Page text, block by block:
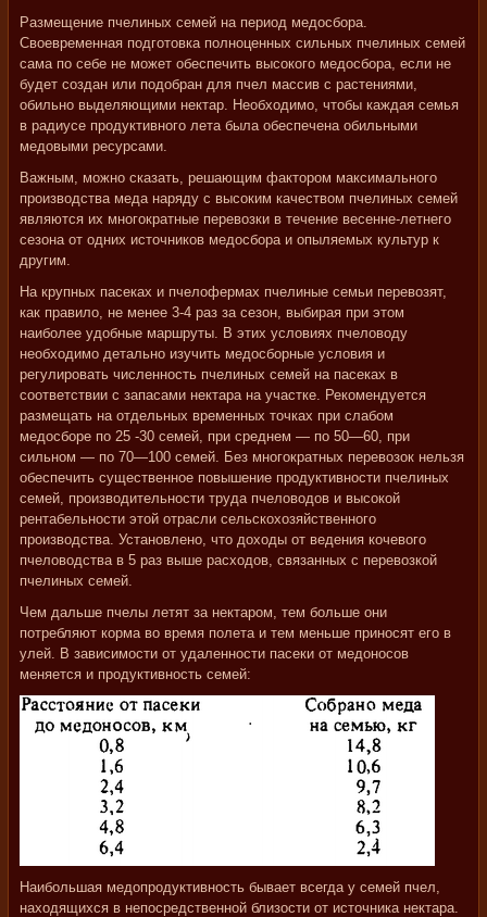
Размещение пчелиных семей на период медосбора.
Своевременная подготовка полноценных сильных пчелиных семей
сама по себе не может обеспечить высокого медосбора, если не
будет создан или подобран для пчел массив с растениями,
обильно выделяющими нектар. Необходимо, чтобы каждая семья
в радиусе продуктивного лета была обеспечена обильными
медовыми ресурсами.
Важным, можно сказать, решающим фактором максимального
производства меда наряду с высоким качеством пчелиных семей
являются их многократные перевозки в течение весенне-летнего
сезона от одних источников медосбора и опыляемых культур к
другим.
На крупных пасеках и пчелофермах пчелиные семьи перевозят,
как правило, не менее 3-4 раз за сезон, выбирая при этом
наиболее удобные маршруты. В этих условиях пчеловоду
необходимо детально изучить медосборные условия и
регулировать численность пчелиных семей на пасеках в
соответствии с запасами нектара на участке. Рекомендуется
размещать на отдельных временных точках при слабом
медосборе по 25 -30 семей, при среднем — по 50—60, при
сильном — по 70—100 семей. Без многократных перевозок нельзя
обеспечить существенное повышение продуктивности пчелиных
семей, производительности труда пчеловодов и высокой
рентабельности этой отрасли сельскохозяйственного
производства. Установлено, что доходы от ведения кочевого
пчеловодства в 5 раз выше расходов, связанных с перевозкой
пчелиных семей.
Чем дальше пчелы летят за нектаром, тем больше они
потребляют корма во время полета и тем меньше приносят его в
улей. В зависимости от удаленности пасеки от медоносов
меняется и продуктивность семей:
Наибольшая медопродуктивность бывает всегда у семей пчел,
находящихся в непосредственной близости от источника нектара.